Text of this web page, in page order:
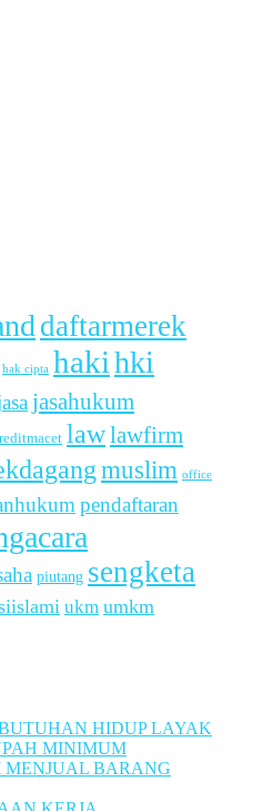
daftarmerek
hak cipta hakihki
jasahukum
lawlawfirm
muslim office
pendaftaran
piutang sengketa
ukm umkm
HIDUP LAYAK
MINIMUM
BARANG